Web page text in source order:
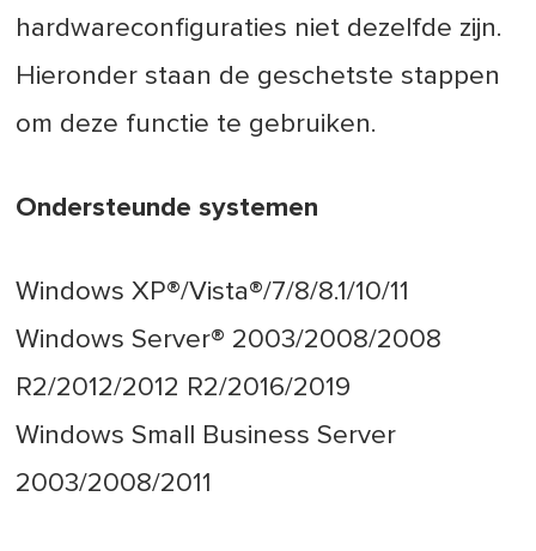
hardwareconfiguraties niet dezelfde zijn.
Hieronder staan de geschetste stappen
om deze functie te gebruiken.
Ondersteunde systemen
Windows XP®/Vista®/7/8/8.1/10/11
Windows Server® 2003/2008/2008
R2/2012/2012 R2/2016/2019
Windows Small Business Server
2003/2008/2011